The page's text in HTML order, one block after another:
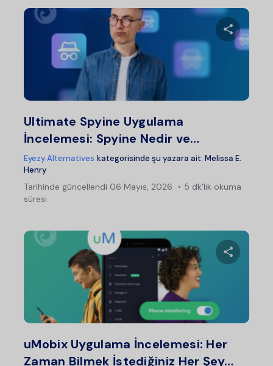
Ultimate Spyine Uygulama
İncelemesi: Spyine Nedir ve…
Eyezy Alternatives kategorisinde şu yazara ait: Melissa E.
Henry
Tarihinde güncellendi 06 Mayıs, 2026
5 dk'lık okuma
süresi
uMobix Uygulama İncelemesi: Her
Zaman Bilmek İstediğiniz Her Şey…